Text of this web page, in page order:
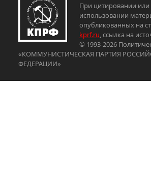
При цитировании
использовании
опубликованных на
kprf.ru, ссылка на
© 1993-2026
«КОММУНИСТИЧЕСКАЯ ПАРТИЯ
ФЕДЕРАЦИИ»